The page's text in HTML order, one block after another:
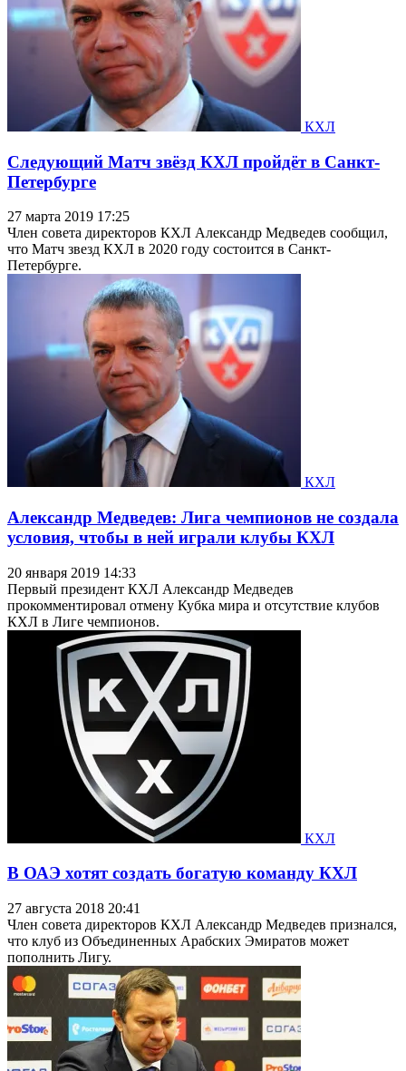
КХЛ
Следующий Матч звёзд КХЛ пройдёт в Санкт-
Петербурге
27 марта 2019 17:25
Член совета директоров КХЛ Александр Медведев сообщил,
что Матч звезд КХЛ в 2020 году состоится в Санкт-
Петербурге.
КХЛ
Александр Медведев: Лига чемпионов не создала
условия, чтобы в ней играли клубы КХЛ
20 января 2019 14:33
Первый президент КХЛ Александр Медведев
прокомментировал отмену Кубка мира и отсутствие клубов
КХЛ в Лиге чемпионов.
КХЛ
В ОАЭ хотят создать богатую команду КХЛ
27 августа 2018 20:41
Член совета директоров КХЛ Александр Медведев признался,
что клуб из Объединенных Арабских Эмиратов может
пополнить Лигу.